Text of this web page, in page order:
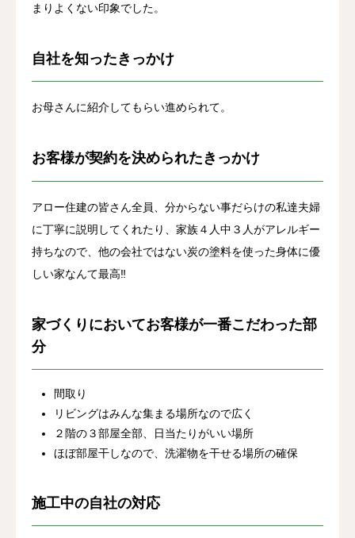
まりよくない印象でした。
自社を知ったきっかけ
お母さんに紹介してもらい進められて。
お客様が契約を決められたきっかけ
アロー住建の皆さん全員、分からない事だらけの私達夫婦
に丁寧に説明してくれたり、家族４人中３人がアレルギー
持ちなので、他の会社ではない炭の塗料を使った身体に優
しい家なんて最高‼
家づくりにおいてお客様が一番こだわった部
分
間取り
リビングはみんな集まる場所なので広く
２階の３部屋全部、日当たりがいい場所
ほぼ部屋干しなので、洗濯物を干せる場所の確保
施工中の自社の対応